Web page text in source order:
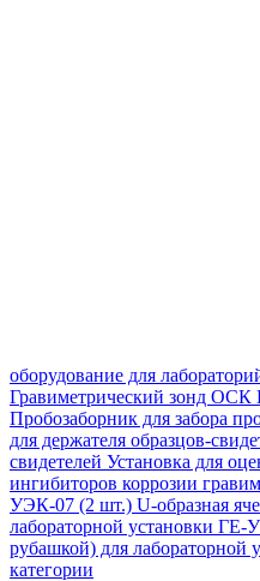
оборудование для
Гравиметрический зонд ОСК
Пробозаборник для забора
для держателя образцов-
свидетелей Установка для
ингибиторов коррозии
УЭК-07 (2 шт.) U-образная
лабораторной установки ГЕ-
рубашкой) для
категории